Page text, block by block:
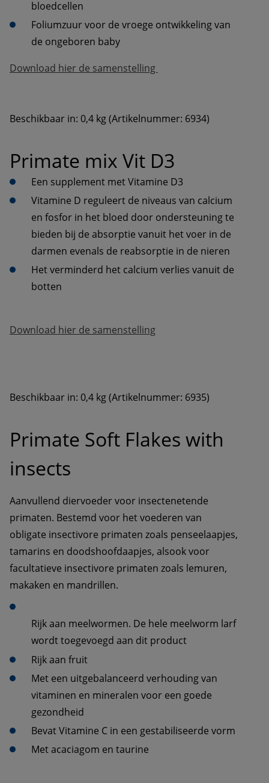
Foliumzuur voor de vroege ontwikkeling van
Beschikbaar in: 0,4 kg (Artikelnummer: 6934)
Primate mix Vit D3
Vitamine D reguleert de niveaus van calcium
en fosfor in het bloed door ondersteuning te
bieden bij de absorptie vanuit het voer in de
Het verminderd het calcium verlies vanuit de
botten
Download hier de samenstelling
Beschikbaar in: 0,4 kg (Artikelnummer: 6935)
Primate Soft Flakes with
insects
Aanvullend diervoeder voor insectenetende
primaten. Bestemd voor het voederen van
obligate insectivore primaten zoals penseelaapjes,
tamarins en doodshoofdaapjes, alsook voor
facultatieve insectivore primaten zoals lemuren,
makaken en mandrillen.
Rijk aan meelwormen. De hele meelworm larf
Met een uitgebalanceerd verhouding van
vitaminen en mineralen voor een goede